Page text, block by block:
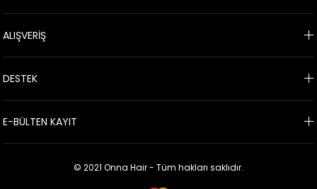
ALIŞVERİŞ
DESTEK
E-BÜLTEN KAYIT
© 2021 Onna Hair - Tüm hakları saklıdır.